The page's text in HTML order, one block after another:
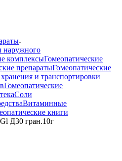
наружного
комплексыГомеопатические
препаратыГомеопатические
и транспортировки
Гомеопатические
Соли
Витаминные
книги
Д30 гран.10г